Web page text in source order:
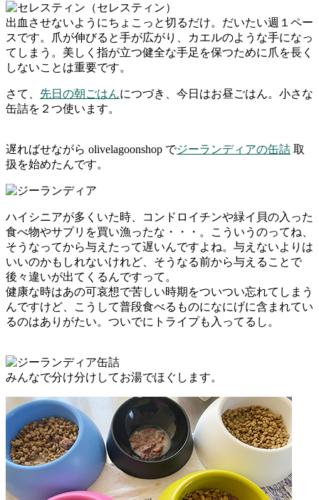
（セレスティン）
出血させないようにちょこっと切るだけ。だいたい週１ペー
スです。爪が伸びると手が広がり、カエルのような手になっ
てしまう。美しく指が立つ健全な手足を保つために爪を長く
しないことは重要です。
さて、 先日の朝ごはんにつづき、今日はお昼ごはん。小さな
缶詰を２つ使います。
遅ればせながら olivelagoonshop でジーランディアの缶詰 取
扱を始めたんです。
ハイシニアが多くいた時、コンドロイチンや緑イ貝の入った
食べ物やサプリを買い漁ったな・・・。こういうのってね、
そうなってから与えたって遅いんですよね。与えないよりは
いいのかもしれないけれど、そうなる前から与えることで
後々違いが出てくるんですって。
健康な時はあの可哀想で苦しい時期をついつい忘れてしまう
んですけど、こうして普段食べるものになにげに含まれてい
るのはありがたい。ついでにトライプも入ってるし。
みんなで分け分けしてお湯でほぐします。